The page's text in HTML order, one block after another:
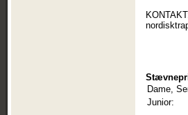
Dame,
Junior: